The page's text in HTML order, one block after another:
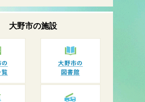
大野市の施設